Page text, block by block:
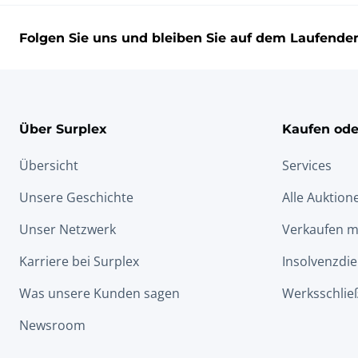
Folgen Sie uns und bleiben Sie auf dem
Über Surplex
Übersicht
Unsere Geschichte
Unser Netzwerk
Karriere bei Surplex
Was unsere Kunden sagen
Newsroom
Kaufen
Services
Alle
Verkaufen